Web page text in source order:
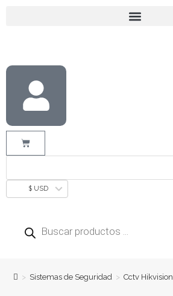
$ USD
> Sistemas de Seguridad > Cctv Hikvision